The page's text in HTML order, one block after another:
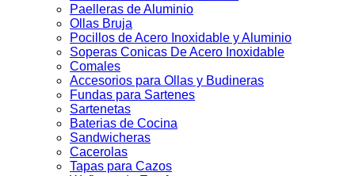
Paelleras de Aluminio
Ollas Bruja
Pocillos de Acero Inoxidable y Aluminio
Soperas Conicas De Acero Inoxidable
Comales
Accesorios para Ollas y Budineras
Fundas para Sartenes
Sartenetas
Baterias de Cocina
Sandwicheras
Cacerolas
Tapas para Cazos